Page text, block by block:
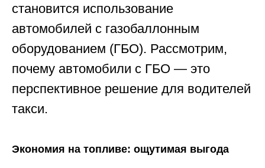
становится использование
автомобилей с газобаллонным
оборудованием (ГБО). Рассмотрим,
почему автомобили с ГБО — это
перспективное решение для водителей
такси.
Экономия на топливе: ощутимая выгода